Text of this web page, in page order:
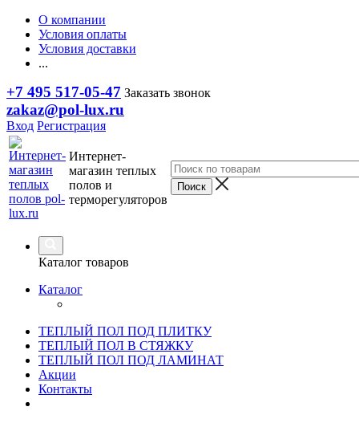
О компании
Условия оплаты
Условия доставки
...
+7 495 517-05-47 Заказать звонок
zakaz@pol-lux.ru
Вход Регистрация
Интернет-
магазин теплых
полов и
терморегуляторов
Каталог товаров
Каталог
ТЕПЛЫЙ ПОЛ ПОД ПЛИТКУ
ТЕПЛЫЙ ПОЛ В СТЯЖКУ
ТЕПЛЫЙ ПОЛ ПОД ЛАМИНАТ
Акции
Контакты